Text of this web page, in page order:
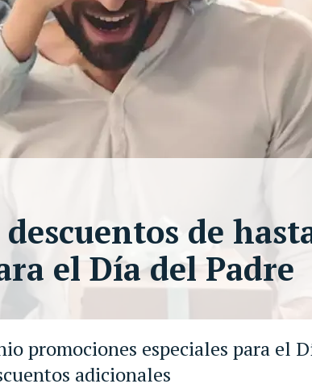
promociones especiales para el
adicionales
de
el Día del Padre